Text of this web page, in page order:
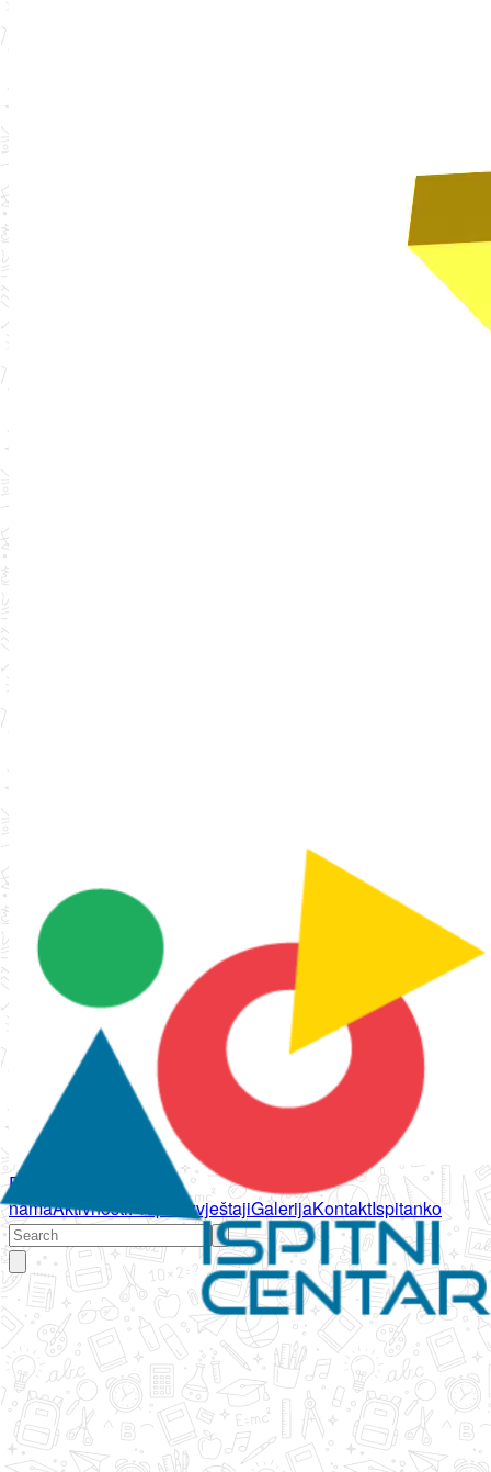
Početna
namaAktivnostiPropisi IzvještajiGalerijaKontaktIspitanko